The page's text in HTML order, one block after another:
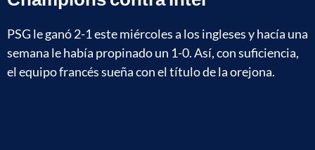
PSG le ganó 2-1 este miércoles a los ingleses y hacía una
semana le había propinado un 1-0. Así, con suficiencia,
el equipo francés sueña con el título de la orejona.